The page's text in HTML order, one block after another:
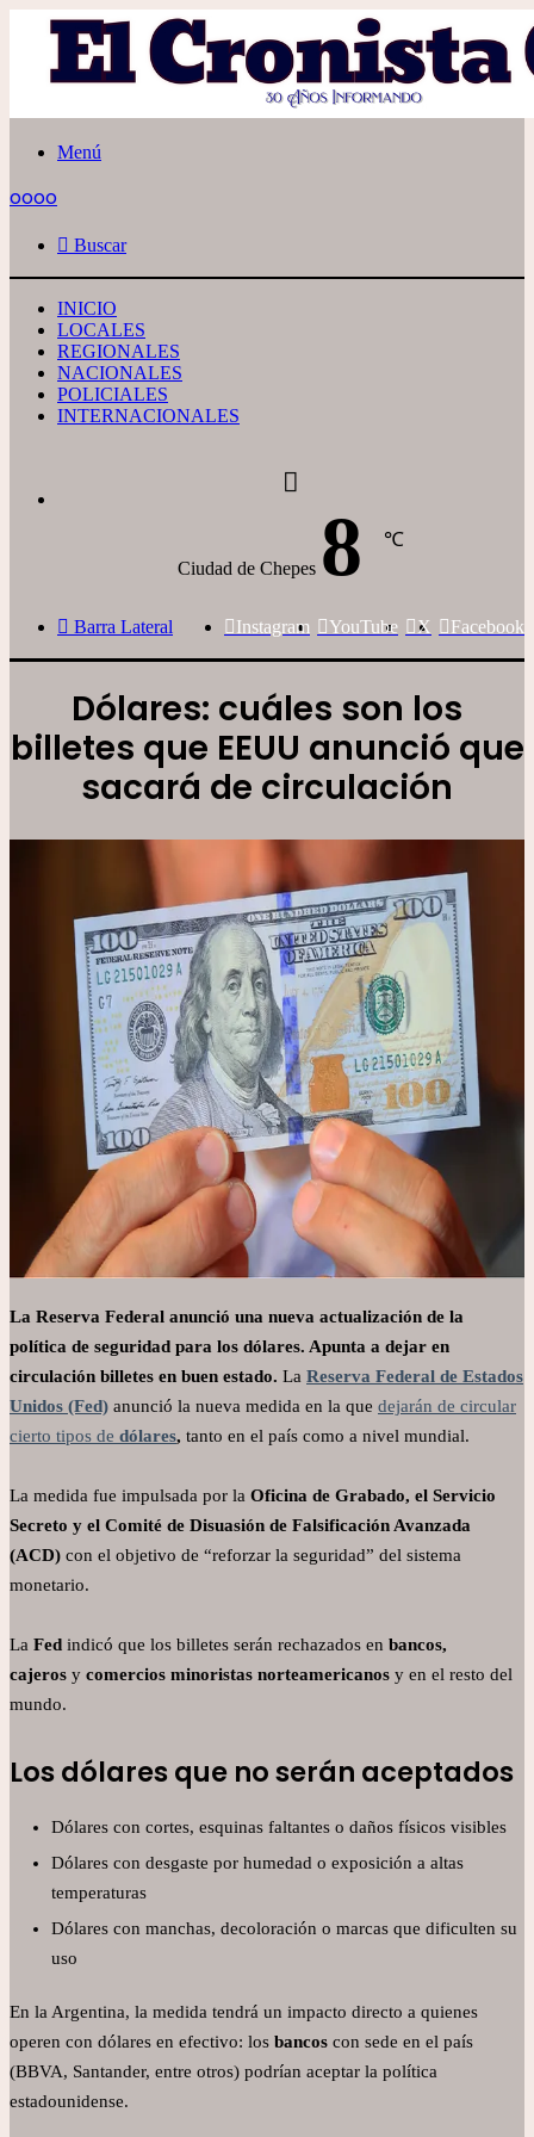
Menú
oooo
Buscar
INICIO
LOCALES
REGIONALES
NACIONALES
POLICIALES
INTERNACIONALES
Ciudad de Chepes 8 ℃
Facebook
X
YouTube
Instagram
Barra Lateral
Dólares: cuáles son los
billetes que EEUU anunció que
sacará de circulación
La Reserva Federal anunció una nueva actualización de la
política de seguridad para los dólares. Apunta a dejar en
circulación billetes en buen estado. La Reserva Federal de Estados
Unidos (Fed) anunció la nueva medida en la que dejarán de circular
cierto tipos de dólares, tanto en el país como a nivel mundial.
La medida fue impulsada por la Oficina de Grabado, el Servicio
Secreto y el Comité de Disuasión de Falsificación Avanzada
(ACD) con el objetivo de “reforzar la seguridad” del sistema
monetario.
La Fed indicó que los billetes serán rechazados en bancos,
cajeros y comercios minoristas norteamericanos y en el resto del
mundo.
Los dólares que no serán aceptados
Dólares con cortes, esquinas faltantes o daños físicos visibles
Dólares con desgaste por humedad o exposición a altas
temperaturas
Dólares con manchas, decoloración o marcas que dificulten su
uso
En la Argentina, la medida tendrá un impacto directo a quienes
operen con dólares en efectivo: los bancos con sede en el país
(BBVA, Santander, entre otros) podrían aceptar la política
estadounidense.